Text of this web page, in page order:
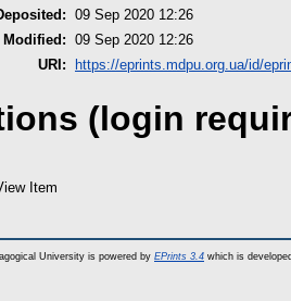
09 Sep 2020 12:26
Modified: 09 Sep 2020 12:26
URI:
https://eprints.mdpu.org.ua/id/
(login
Item
University is powered by EPrints 3.4 which is